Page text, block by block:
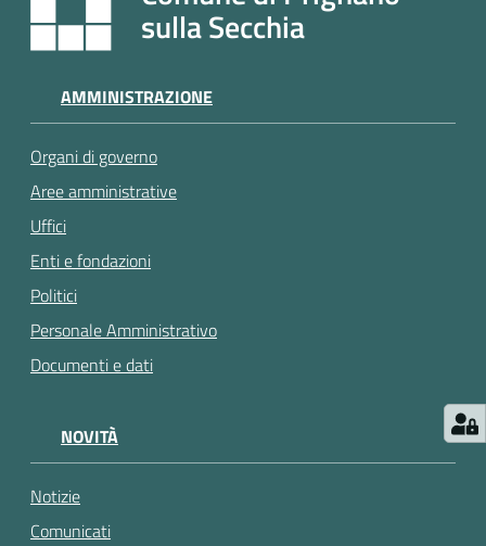
a
p
t
a
m
e
n
t
o
Tutti
gli
argomenti...
sulla Secchia
AMMINISTRAZIONE
Organi di governo
Aree amministrative
Uffici
Enti e fondazioni
Politici
Personale Amministrativo
Documenti e dati
NOVITÀ
Notizie
Comunicati